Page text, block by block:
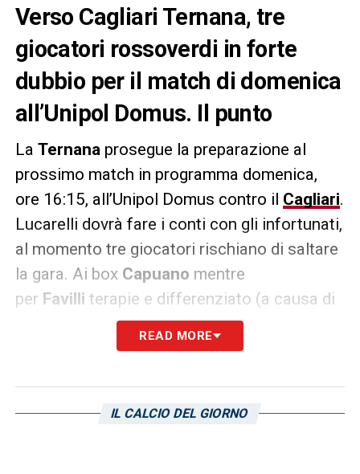
Verso Cagliari Ternana, tre
giocatori rossoverdi in forte
dubbio per il match di domenica
all’Unipol Domus. Il punto
La Ternanaprosegue la preparazione al
prossimo match in programma domenica,
ore 16:15, all’Unipol Domus contro il Cagliari.
Lucarelli dovrà fare i conti con gli infortunati,
al momento tre giocatori rischiano di saltare
la gara. Ai box Capuano mentre
per Favilli terapie e differenziato (a causa di
una contusione al polpaccio rimediata con
); terapie in infermeria
gara di domenica scorsa).
READ MORE
IL CALCIO DEL GIORNO